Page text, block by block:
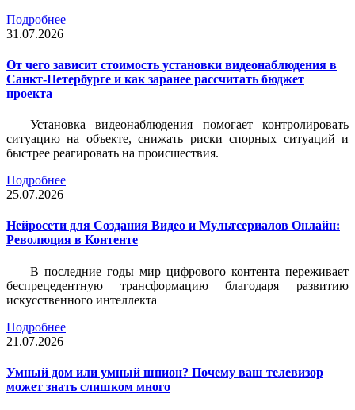
Подробнее
31.07.2026
От чего зависит стоимость установки видеонаблюдения в
Санкт-Петербурге и как заранее рассчитать бюджет
проекта
Установка видеонаблюдения помогает контролировать
ситуацию на объекте, снижать риски спорных ситуаций и
быстрее реагировать на происшествия.
Подробнее
25.07.2026
Нейросети для Создания Видео и Мультсериалов Онлайн:
Революция в Контенте
В последние годы мир цифрового контента переживает
беспрецедентную трансформацию благодаря развитию
искусственного интеллекта
Подробнее
21.07.2026
Умный дом или умный шпион? Почему ваш телевизор
может знать слишком много